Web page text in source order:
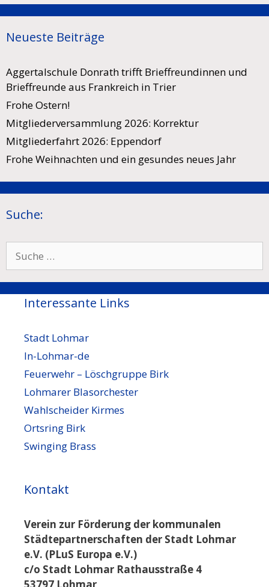
Neueste Beiträge
Aggertalschule Donrath trifft Brieffreundinnen und
Brieffreunde aus Frankreich in Trier
Frohe Ostern!
Mitgliederversammlung 2026: Korrektur
Mitgliederfahrt 2026: Eppendorf
Frohe Weihnachten und ein gesundes neues Jahr
Suche:
nach:
Interessante Links
Stadt Lohmar
In-Lohmar-de
Feuerwehr – Löschgruppe Birk
Lohmarer Blasorchester
Wahlscheider Kirmes
Ortsring Birk
Swinging Brass
Kontakt
Verein zur Förderung der kommunalen
Städtepartnerschaften der Stadt Lohmar
e.V. (PLuS Europa e.V.)
c/o Stadt Lohmar Rathausstraße 4
53797 Lohmar